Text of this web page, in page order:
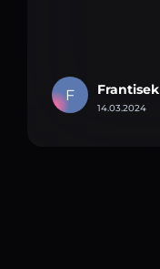
F Frantisek
14.03.2024